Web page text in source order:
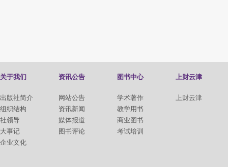
关于我们
出版社简介
组织结构
社领导
大事记
企业文化
资讯公告
网站公告
资讯新闻
媒体报道
图书评论
图书中心
学术著作
教学用书
商业图书
考试培训
上财云津
上财云津